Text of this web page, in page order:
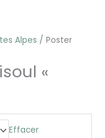
Alpes / Poster
«
Effacer